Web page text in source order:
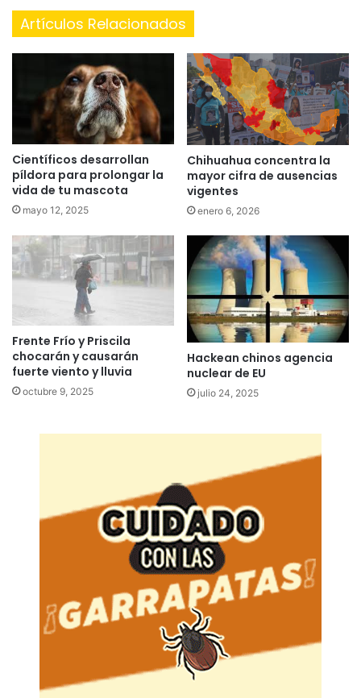
Artículos Relacionados
Científicos desarrollan
píldora para prolongar la
vida de tu mascota
mayo 12, 2025
Chihuahua concentra la
mayor cifra de ausencias
vigentes
enero 6, 2026
Frente Frío y Priscila
chocarán y causarán
fuerte viento y lluvia
octubre 9, 2025
Hackean chinos agencia
nuclear de EU
julio 24, 2025